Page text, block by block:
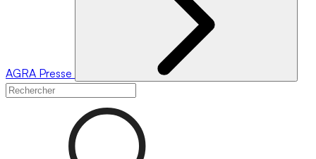
AGRA Presse